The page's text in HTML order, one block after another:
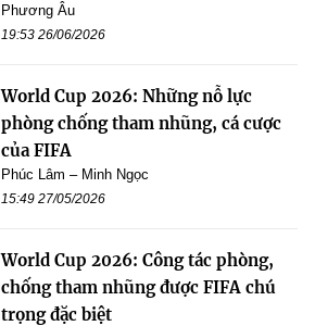
Phương Âu
19:53 26/06/2026
World Cup 2026: Những nỗ lực
phòng chống tham nhũng, cá cược
của FIFA
Phúc Lâm – Minh Ngọc
15:49 27/05/2026
World Cup 2026: Công tác phòng,
chống tham nhũng được FIFA chú
trọng đặc biệt